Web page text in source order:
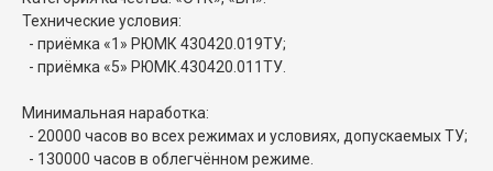
Технические условия:
- приёмка «1» РЮМК 430420.019ТУ;
- приёмка «5» РЮМК.430420.011ТУ.
Минимальная наработка:
- 20000 часов во всех режимах и условиях, допускаемых ТУ;
- 130000 часов в облегчённом режиме.